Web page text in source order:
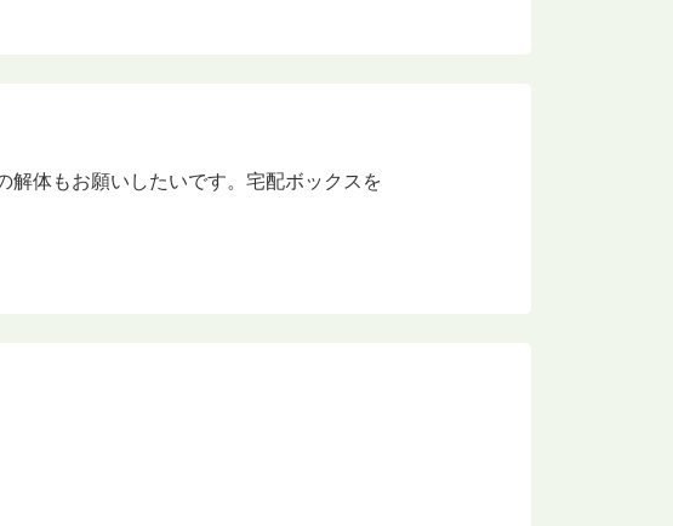
解体もお願いしたいです。宅配ボックスを